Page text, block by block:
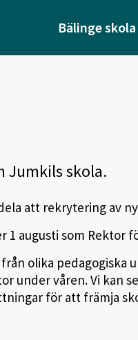
Bälinge skola
Jumkils skola.
att rekrytering av
augusti som Rektor
olika pedagogiska
under våren. Vi kan
för att främja